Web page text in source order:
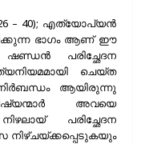
– 40); എത്യോപ്യൻ
ഭാഗം ആണ് ഈ
ഷണ്ഡൻ പരിച്ഛേദന
ചെയ്ത
ആയിരുന്നു
അവയെ
പരിച്ഛേദന
നിഴ്ചയ്ക്കപ്പെടുകയും